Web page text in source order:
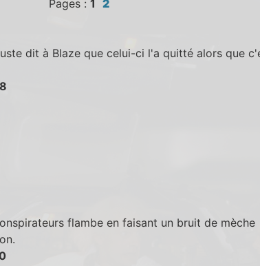
Pages : 1 2
dit à Blaze que celui-ci l'a quitté alors que
flambe en faisant un bruit de mèche